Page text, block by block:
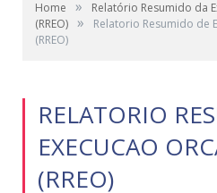
Home »
Relatório Resumido da
(RREO) »
Relatorio Resumido de
(RREO)
RELATORIO
EXECUCAO
(RREO)